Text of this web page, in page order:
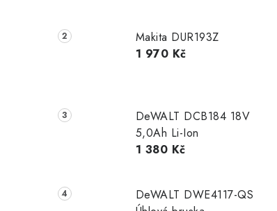
Makita DUR193Z
1 970 Kč
DeWALT DCB184 18V
5,0Ah Li-Ion
1 380 Kč
DeWALT DWE4117-QS